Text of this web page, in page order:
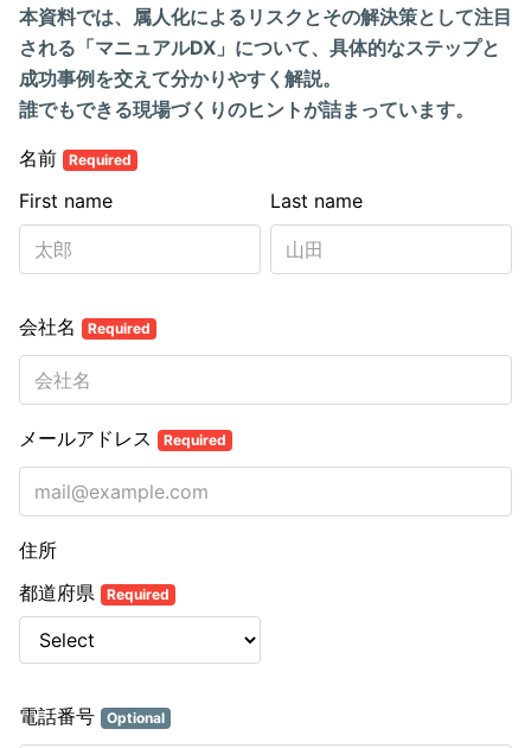
本資料では、属人化によるリスクとその解決策として注目
される「マニュアルDX」について、具体的なステップと
成功事例を交えて分かりやすく解説。
誰でもできる現場づくりのヒントが詰まっています。
名前 Required
Last name
First name
会社名 Required
メールアドレス Required
住所
都道府県
Required
電話番号 Optional